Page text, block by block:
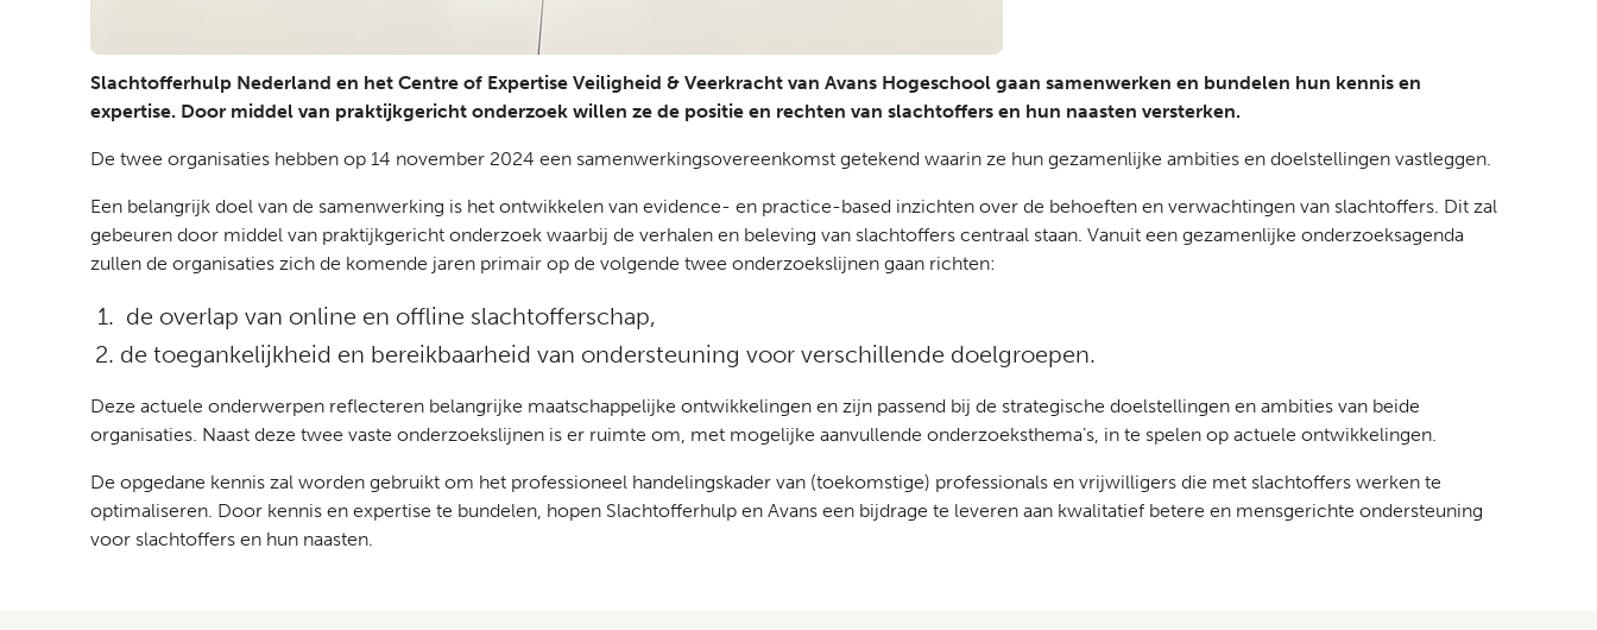
Slachtofferhulp Nederland en het Centre of Expertise Veiligheid & Veerkracht van Avans Hogeschool gaan samenwerken en bundelen hun kennis en
expertise. Door middel van praktijkgericht onderzoek willen ze de positie en rechten van slachtoffers en hun naasten versterken.
De twee organisaties hebben op 14 november 2024 een samenwerkingsovereenkomst getekend waarin ze hun gezamenlijke ambities en doelstellingen vastleggen.
Een belangrijk doel van de samenwerking is het ontwikkelen van evidence- en practice-based inzichten over de behoeften en verwachtingen van slachtoffers. Dit zal
gebeuren door middel van praktijkgericht onderzoek waarbij de verhalen en beleving van slachtoffers centraal staan. Vanuit een gezamenlijke onderzoeksagenda
zullen de organisaties zich de komende jaren primair op de volgende twee onderzoekslijnen gaan richten:
de overlap van online en offline slachtofferschap,
de toegankelijkheid en bereikbaarheid van ondersteuning voor verschillende doelgroepen.
Deze actuele onderwerpen reflecteren belangrijke maatschappelijke ontwikkelingen en zijn passend bij de strategische doelstellingen en ambities van beide
organisaties. Naast deze twee vaste onderzoekslijnen is er ruimte om, met mogelijke aanvullende onderzoeksthema’s, in te spelen op actuele ontwikkelingen.
De opgedane kennis zal worden gebruikt om het professioneel handelingskader van (toekomstige) professionals en vrijwilligers die met slachtoffers werken te
optimaliseren. Door kennis en expertise te bundelen, hopen Slachtofferhulp en Avans een bijdrage te leveren aan kwalitatief betere en mensgerichte ondersteuning
voor slachtoffers en hun naasten.